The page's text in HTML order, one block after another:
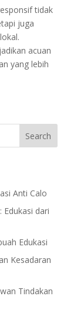
tidak
juga
acuan
yang lebih
Search
Anti Calo
dari
Edukasi
Kesadaran
Tindakan